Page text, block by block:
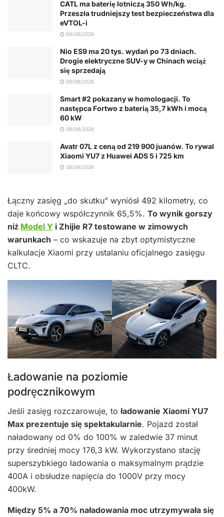
CATL ma baterię lotniczą 350 Wh/kg.
Przeszła trudniejszy test bezpieczeństwa dla
eVTOL-i
09/08/2026
Nio ES9 ma 20 tys. wydań po 73 dniach.
Drogie elektryczne SUV-y w Chinach wciąż
się sprzedają
09/08/2026
Smart #2 pokazany w homologacji. To
następca Fortwo z baterią 35,7 kWh i mocą
60 kW
08/08/2026
Avatr 07L z ceną od 219 900 juanów. To rywal
Xiaomi YU7 z Huawei ADS 5 i 725 km
08/08/2026
Łączny zasięg „do skutku” wyniósł 492 kilometry, co
daje końcowy współczynnik 65,5%. To wynik gorszy
niż Model Y i Zhijie R7 testowane w zimowych
warunkach – co wskazuje na zbyt optymistyczne
kalkulacje Xiaomi przy ustalaniu oficjalnego zasięgu
CLTC.
Ładowanie na poziomie
podręcznikowym
Jeśli zasięg rozczarowuje, to ładowanie Xiaomi YU7
Max prezentuje się spektakularnie. Pojazd został
naładowany od 0% do 100% w zaledwie 37 minut
przy średniej mocy 176,3 kW. Wykorzystano stację
superszybkiego ładowania o maksymalnym prądzie
400A i obsłudze napięcia do 1000V przy mocy
400kW.
Między 5% a 70% naładowania moc utrzymywała się